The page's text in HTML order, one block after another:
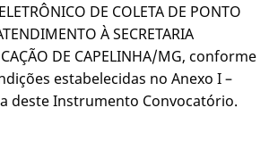
DE COLETA DE PONTO
À SECRETARIA
DE CAPELINHA/MG, conforme
estabelecidas no Anexo I –
deste Instrumento Convocatório.